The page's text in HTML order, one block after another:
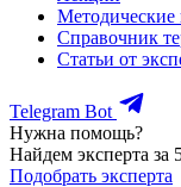
Методические
Справочник
Статьи от
Telegram Bot
Нужна помощь?
Найдем эксперта за
Подобрать эксперта